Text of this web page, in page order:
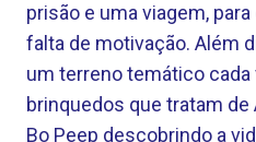
prisão e uma viagem,
falta de motivação. Além
um terreno temático
brinquedos que tratam
Bo Peep descobrindo a